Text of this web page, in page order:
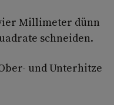
Millimeter dünn
schneiden.
und Unterhitze